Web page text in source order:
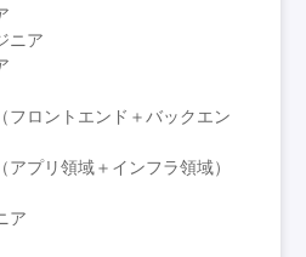
ニア
フロントエンド＋バックエン
プリ領域＋インフラ領域）
ア